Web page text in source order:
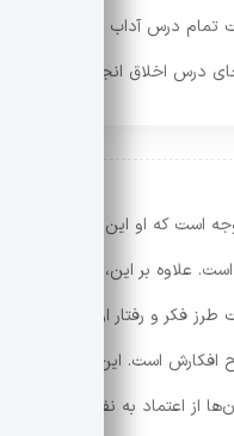
تمام درس آداب معاشرت
درس اخلاق انجیل می‌خواندند.
است که او این گفتگوها را
علاوه بر این، این نقل
فکر و رفتار او با دیدگاهی
افکارش است. این بخش،
از اعتماد به نفس کافی